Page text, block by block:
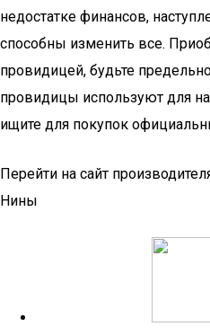
недостатке финансов,
способны изменить все.
провидицей, будьте
провидицы используют для
ищите для покупок
Перейти на сайт
Нины